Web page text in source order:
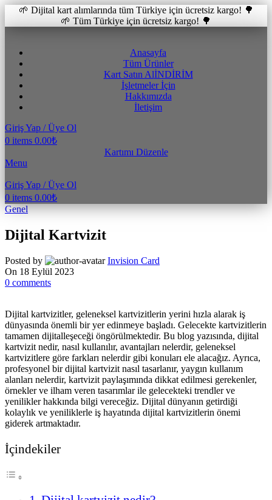
🌱 Dijital kart alımlarında tüm Türkiye için ücretsiz kargo! 🌳
🌱 Tüm Türkiye için ücretsiz kargo! 🌳
Anasayfa
Tüm Ürünler
Kart Satın AlİNDİRİM
İşletmeler İçin
Hakkımızda
İletişim
Giriş Yap / Üye Ol
0 items 0.00₺
Kartımı Düzenle
Menu
Giriş Yap / Üye Ol
0 items 0.00₺
Genel
Dijital Kartvizit
Posted by
Invision Card
On 18 Eylül 2023
0 comments
Dijital kartvizitler, geleneksel kartvizitlerin yerini hızla alarak iş
dünyasında önemli bir yer edinmeye başladı. Gelecekte kartvizitlerin
tamamen dijitalleşeceği öngörülmektedir. Bu blog yazısında, dijital
kartvizit nedir, nasıl kullanılır, avantajları nelerdir, geleneksel
kartvizitlere göre farkları nelerdir gibi konuları ele alacağız. Ayrıca,
profesyonel bir dijital kartvizit nasıl tasarlanır, yaygın kullanım
alanları nelerdir, kartvizit paylaşımında dikkat edilmesi gerekenler,
örnekler ve ilham veren tasarımlar ile gelecekteki trendler ve
yenilikler hakkında bilgi vereceğiz. Dijital dünyanın getirdiği
kolaylık ve yeniliklerle iş hayatında dijital kartvizitlerin önemi
giderek artmaktadır.
İçindekiler